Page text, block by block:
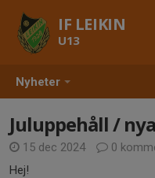
Nyheter
IF LEIKIN
U13
Juluppehåll /
15 dec 2024
0
Hej!